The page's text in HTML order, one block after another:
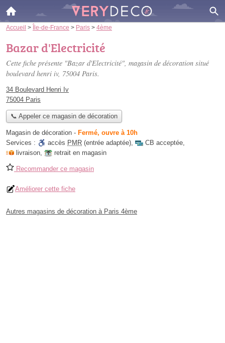
Accueil > Île-de-France > Paris > 4ème
Bazar d'Electricité
Cette fiche présente "Bazar d'Electricité", magasin de décoration situé
boulevard henri iv, 75004 Paris.
34 Boulevard Henri Iv
75004 Paris
📞 Appeler ce magasin de décoration
Magasin de décoration - Fermé, ouvre à 10h
Services :
accès PMR (entrée adaptée), CB acceptée,
livraison, retrait en magasin
Recommander ce magasin
Améliorer cette fiche
Autres magasins de décoration à Paris 4ème